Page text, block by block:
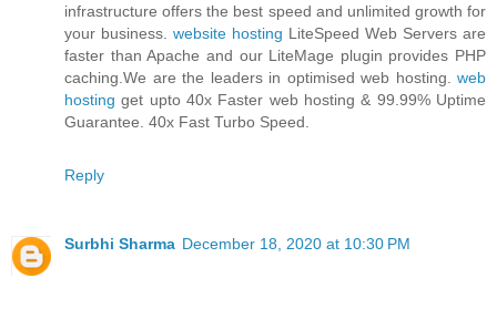
infrastructure offers the best speed and unlimited growth for
your business. website hosting LiteSpeed Web Servers are
faster than Apache and our LiteMage plugin provides PHP
caching.We are the leaders in optimised web hosting. web
hosting get upto 40x Faster web hosting & 99.99% Uptime
Guarantee. 40x Fast Turbo Speed.
Reply
Surbhi Sharma December 18, 2020 at 10:30 PM